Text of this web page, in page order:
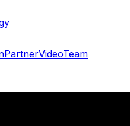
PartnerVideoTeam